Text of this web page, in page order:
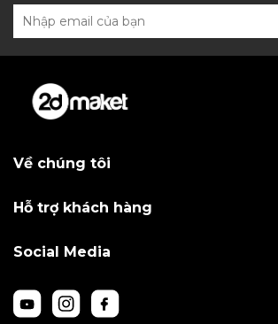
Về chúng tôi
Hỗ trợ khách hàng
Social Media